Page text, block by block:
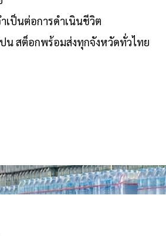
เป็นต่อการดำเนินชีวิต
น สต็อกพร้อมส่งทุกจังหวัดทั่วไทย